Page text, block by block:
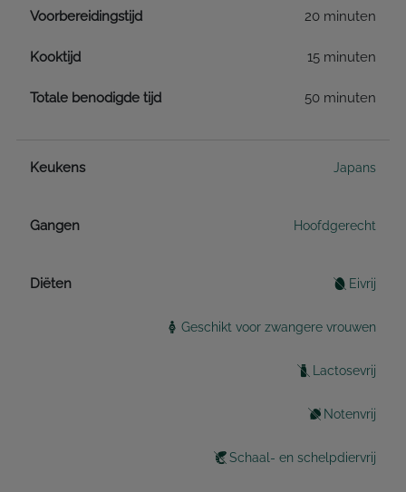
Voorbereidingstijd 20 minuten
Kooktijd 15 minuten
Totale benodigde tijd 50 minuten
Keukens Japans
Gangen Hoofdgerecht
Diëten Eivrij
Geschikt voor zwangere vrouwen
Lactosevrij
Notenvrij
Schaal- en schelpdiervrij